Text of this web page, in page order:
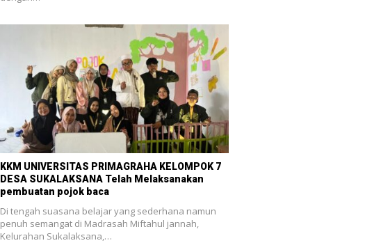
KKM UNIVERSITAS PRIMAGRAHA KELOMPOK 7
DESA SUKALAKSANA Telah Melaksanakan
pembuatan pojok baca
Di tengah suasana belajar yang sederhana namun
penuh semangat di Madrasah Miftahul jannah,
Kelurahan Sukalaksana,…